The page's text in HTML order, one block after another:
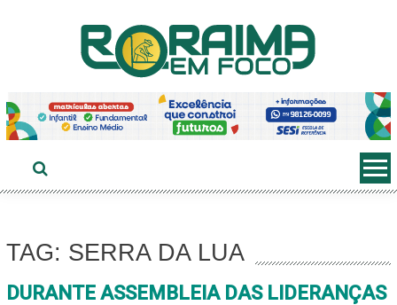
TAG: SERRA DA LUA
DURANTE ASSEMBLEIA DAS LIDERANÇAS